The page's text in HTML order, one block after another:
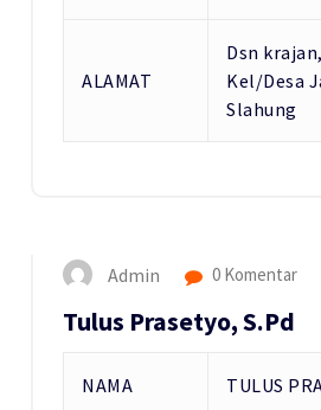
ALAMAT
Dsn
Kel/Desa
Slahung
Admin 0 Komentar
Tulus Prasetyo, S.Pd
NAMA TULUS